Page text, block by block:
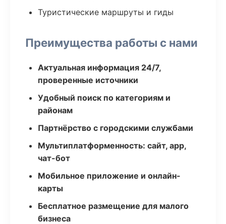
Туристические маршруты и гиды
Преимущества работы с нами
Актуальная информация 24/7,
проверенные источники
Удобный поиск по категориям и
районам
Партнёрство с городскими службами
Мультиплатформенность: сайт, app,
чат-бот
Мобильное приложение и онлайн-
карты
Бесплатное размещение для малого
бизнеса